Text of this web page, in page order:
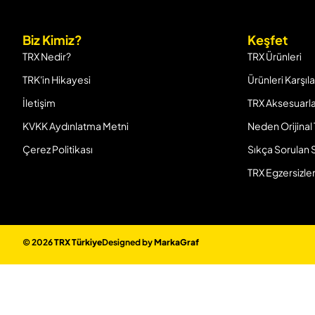
Biz Kimiz?
TRX Nedir?
TRK'in Hikayesi
İletişim
KVKK Aydınlatma Metni
Çerez Politikası
Keşfet
TRX Ürünleri
Ürünleri
TRX
Neden Orijinal
Sıkça Sorulan
TRX
© 2026TRX TürkiyeDesigned byMarkaGraf